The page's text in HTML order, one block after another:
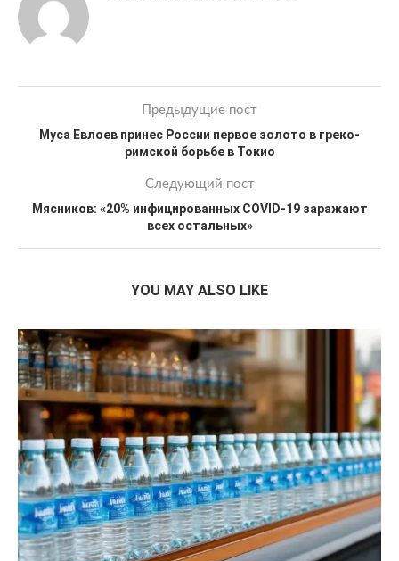
Предыдущие пост
Муса Евлоев принес России первое золото в греко-
римской борьбе в Токио
Следующий пост
Мясников: «20% инфицированных COVID-19 заражают
всех остальных»
YOU MAY ALSO LIKE